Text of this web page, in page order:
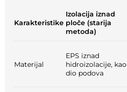
Karakteristike
Izolacija iznad
ploče (starija
metoda)
Materijal
EPS iznad
hidroizolacije, kao
dio podova